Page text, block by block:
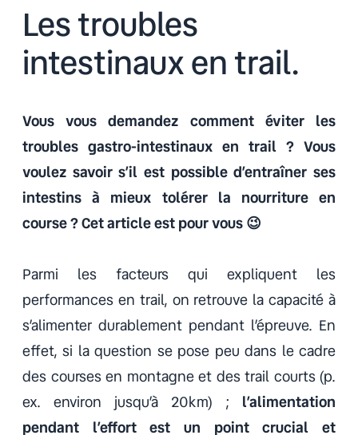
Les troubles
intestinaux en trail.
Vous vous demandez comment éviter les
troubles gastro-intestinaux en trail ? Vous
voulez savoir s’il est possible d’entraîner ses
intestins à mieux tolérer la nourriture en
course ? Cet article est pour vous 😉
Parmi les facteurs qui expliquent les
performances en trail, on retrouve la capacité à
s’alimenter durablement pendant l’épreuve. En
effet, si la question se pose peu dans le cadre
des courses en montagne et des trail courts (p.
ex. environ jusqu’à 20km) ; l’alimentation
pendant l’effort est un point crucial et